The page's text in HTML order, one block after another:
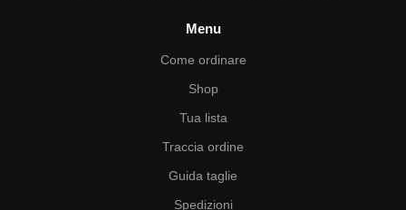
Menu
Come ordinare
Shop
Tua lista
Traccia ordine
Guida taglie
Spedizioni